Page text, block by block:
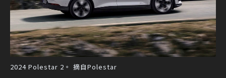
2024 Polestar 2。 摘自Polestar